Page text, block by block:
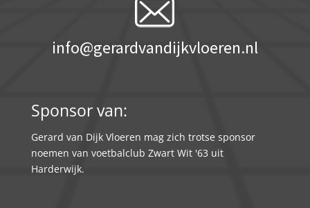
info@gerardvandijkvloeren.nl
Sponsor van:
Gerard van Dijk Vloeren mag zich trotse sponsor
noemen van voetbalclub Zwart Wit '63 uit
Harderwijk.